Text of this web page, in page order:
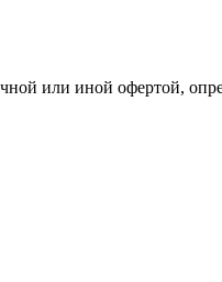
или иной офертой,